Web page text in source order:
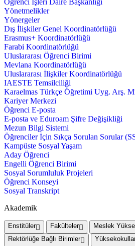
Öğrenci İşleri Daire Başkanlığı
Yönetmelikler
Yönergeler
Dış İlişkiler Genel Koordinatörlüğü
Erasmus+ Koordinatörlüğü
Farabi Koordinatörlüğü
Uluslararası Öğrenci Birimi
Mevlana Koordinatörlüğü
Uluslararası İlişkiler Koordinatörlüğü
IAESTE Temsilciliği
Karaelmas Türkçe Öğretimi Uyg. Arş.
Kariyer Merkezi
Öğrenci E-posta
E-posta ve Eduroam Şifre Değişikliği
Mezun Bilgi Sistemi
Öğrenciler İçin Sıkça Sorulan Sorular
Kampüste Sosyal Yaşam
Aday Öğrenci
Engelli Öğrenci Birimi
Sosyal Sorumluluk Projeleri
Öğrenci Konseyi
Sosyal Transkript
Akademik
Enstitüler Fakülteler
Meslek
Rektörlüğe Bağlı Birimler